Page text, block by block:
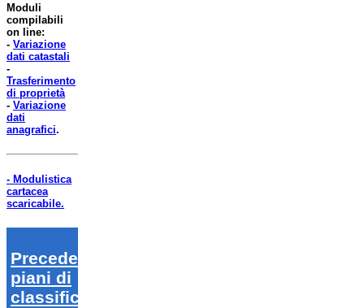
Moduli
compilabili
on line:
- Variazione
dati catastali
-
Trasferimento
di proprietà
- Variazione
dati
anagrafici.
- Modulistica
cartacea
scaricabile.
Precedenti
piani di
classifica